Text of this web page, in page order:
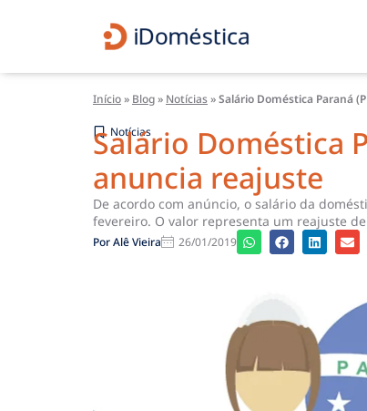
Início» Blog» Notícias»Salário Doméstica Paraná
Notícias
Salário Doméstica
anuncia reajuste
De acordo com anúncio, o salário da
fevereiro. O valor representa um reajuste
PorAlê Vieira 26/01/2019